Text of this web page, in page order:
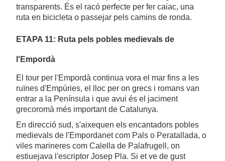
transparents. És el racó perfecte per fer caiac, una
ruta en bicicleta o passejar pels camins de ronda.
ETAPA 11: Ruta pels pobles medievals de
l'Empordà
El tour per l'Empordà continua vora el mar fins a les
ruïnes d'Empúries, el lloc per on grecs i romans van
entrar a la Península i que avui és el jaciment
grecoromà més important de Catalunya.
En direcció sud, s'aixequen els encantadors pobles
medievals de l'Empordanet com Pals o Peratallada, o
viles marineres com Calella de Palafrugell, on
estiuejava l'escriptor Josep Pla. Si et ve de gust